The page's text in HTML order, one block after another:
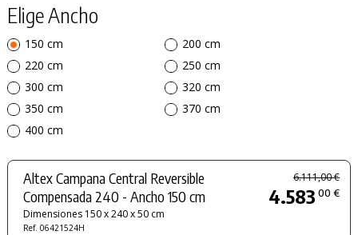
Elige Ancho
150 cm
200 cm
220 cm
250 cm
300 cm
320 cm
350 cm
370 cm
400 cm
Altex Campana Central Reversible
Compensada 240 - Ancho 150 cm
Dimensiones 150 x 240 x 50 cm
Ref. 06421524H
6.111,00 €
4.583 00 €